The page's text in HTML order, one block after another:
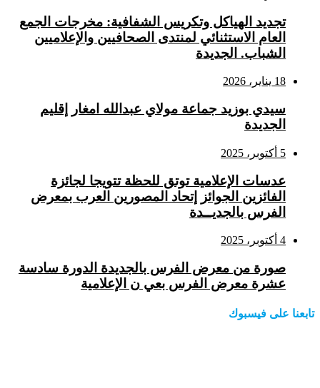
تجديد الهياكل وتكريس الشفافية: مخرجات الجمع
العام الاستثنائي لمنتدى الصحافيين والإعلاميين
الشباب. الجديدة
18 يناير، 2026
سيدي بوزيد جماعة مولاي عبدالله امغار إقليم
الجديدة
5 أكتوبر، 2025
عدسات الإعلامية توتق للحظة تتويجا لجائزة
الفائزين الجوائز إتحاد المصورين العرب بمعرض
الفرس بالجديــدة
4 أكتوبر، 2025
صورة من معرض الفرس بالجديدة الدورة سادسة
عشرة معرض الفرس بعي ن الإعلامية
تابعنا على فيسبوك